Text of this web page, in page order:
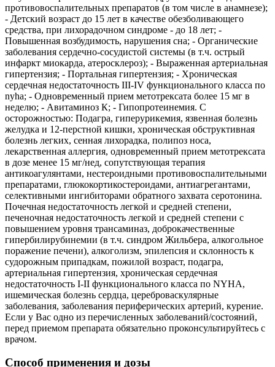
противовоспалительных препаратов (в том числе в анамнезе);
- Детский возраст до 15 лет в качестве обезболивающего
средства, при лихорадочном синдроме - до 18 лет; -
Повышенная возбудимость, нарушения сна; - Органические
заболевания сердечно-сосудистой системы (в т.ч. острый
инфаркт миокарда, атеросклероз); - Выраженная артериальная
гипертензия; - Портальная гипертензия; - Хроническая
сердечная недостаточность III-IV функционального класса по
nyha; - Одновременный прием метотрексата более 15 мг в
неделю; - Авитаминоз К; - Гипопротеинемия. С
осторожностью: Подагра, гиперурикемия, язвенная болезнь
желудка и 12-перстной кишки, хроническая обструктивная
болезнь легких, сенная лихорадка, полипоз носа,
лекарственная аллергия, одновременный прием метотрексата
в дозе менее 15 мг/нед, сопутствующая терапия
антикоагулянтами, нестероидными противовоспалительными
препаратами, глюкокортикостероидами, антиагрегантами,
селективными ингибиторами обратного захвата серотонина.
Почечная недостаточность легкой и средней степени,
печеночная недостаточность легкой и средней степени с
повышением уровня трансаминаз, доброкачественные
гипербилирубинемии (в т.ч. синдром Жильбера, алкогольное
поражение печени), алкоголизм, эпилепсия и склонность к
судорожным припадкам, пожилой возраст, подагра,
артериальная гипертензия, хроническая сердечная
недостаточность I-II функционального класса по NYHA,
ишемическая болезнь сердца, цереброваскулярные
заболевания, заболевания периферических артерий, курение.
Если у Вас одно из перечисленных заболеваний/состояний,
перед приемом препарата обязательно проконсультируйтесь с
врачом.
Способ применения и дозы